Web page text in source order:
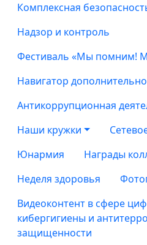
Комплексная
Надзор и контроль
Фестиваль «Мы помним!
Навигатор
Антикоррупционная
Наши кружки
Юнармия
Награды
Неделя здоровья
Видеоконтент в сфере
кибергигиены и
защищенности